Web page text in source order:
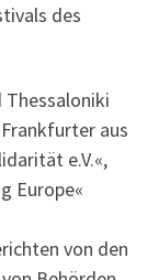
des
Thessaloniki
aus
e.V.«,
Europe«
von den